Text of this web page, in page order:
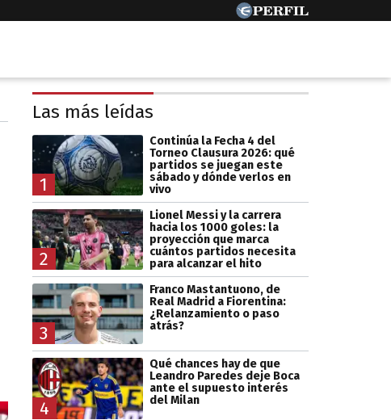
Las más leídas
1
Continúa la Fecha 4 del
Torneo Clausura 2026: qué
partidos se juegan este
sábado y dónde verlos en
vivo
2
Lionel Messi y la carrera
hacia los 1000 goles: la
proyección que marca
cuántos partidos necesita
para alcanzar el hito
3
Franco Mastantuono, de
Real Madrid a Fiorentina:
¿Relanzamiento o paso
atrás?
4
Qué chances hay de que
Leandro Paredes deje Boca
ante el supuesto interés
del Milan